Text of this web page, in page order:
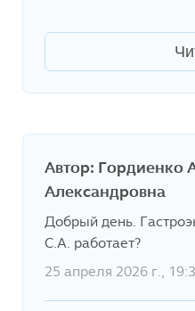
Автор: Гордиенко
Александровна
Добрый день.
С.А. работает?
25 апреля 2026 г.,